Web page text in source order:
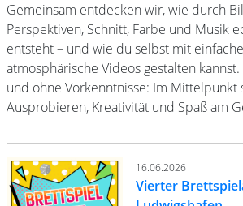
Gemeinsam entdecken wir, wie durch
Perspektiven, Schnitt, Farbe und Musik
entsteht – und wie du selbst mit
atmosphärische Videos gestalten
und ohne Vorkenntnisse: Im Mittelpunkt
Ausprobieren, Kreativität und Spaß am
16.06.2026
Vierter